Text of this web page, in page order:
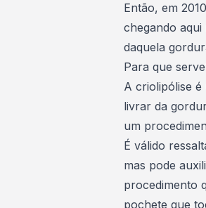
Então, em
chegando
daquela
Para que
A criolipólise é
livrar da
um
É válido
mas pode
procedimento
pochete que